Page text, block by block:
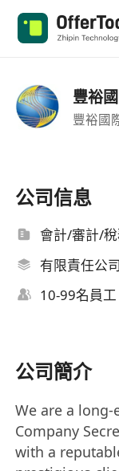
豐裕
豐裕國
公司信息
會計/審計/
有限責任公司
10-99名員工
公司簡介
We are a
Company
with a